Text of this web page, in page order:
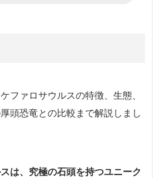
ファロサウルスの特徴、生態、
頭恐竜との比較まで解説しまし
は、究極の石頭を持つユニーク